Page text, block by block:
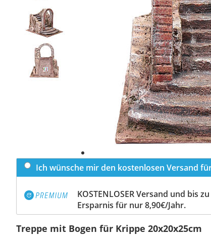
Ich wünsche mir den kostenlosen Versand
KOSTENLOSER Versand und bis
Ersparnis für nur 8,90€/Jahr.
Treppe mit Bogen für Krippe 20x20x25cm